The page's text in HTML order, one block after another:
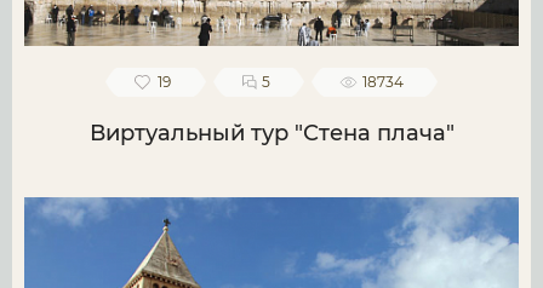
19 5 18734
Виртуальный тур "Стена плача"